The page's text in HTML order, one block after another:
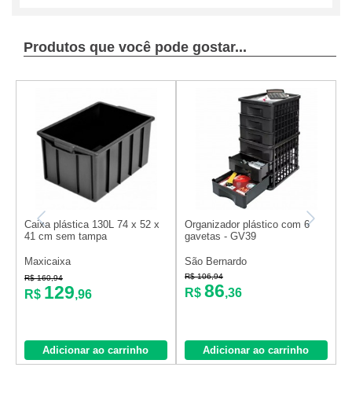
Produtos que você pode gostar...
Caixa plástica 130L 74 x 52 x
41 cm sem tampa
Maxicaixa
R$ 160,94
R$ 129,96
Adicionar ao carrinho
Organizador plástico com 6
gavetas - GV39
São Bernardo
R$ 106,94
R$ 86,36
Adicionar ao carrinho